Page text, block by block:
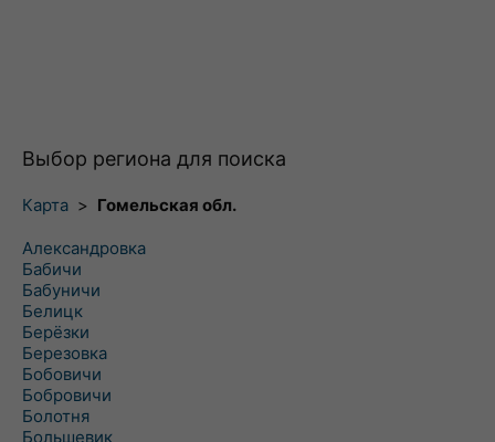
Выбор региона для поиска
Карта > Гомельская обл.
Александровка
Бабичи
Бабуничи
Белицк
Берёзки
Березовка
Бобовичи
Бобровичи
Болотня
Большевик